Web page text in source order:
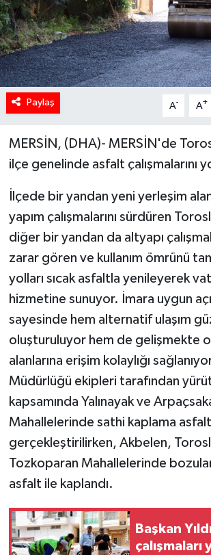
Paylaş A- A+
MERSİN, (DHA)- MERSİN'de
ilçe genelinde asfalt çalışmalarını
İlçede bir yandan yeni yerleşim
yapım çalışmalarını sürdüren
diğer bir yandan da altyapı
zarar gören ve kullanım ömrünü
yolları sıcak asfaltla yenileyerek
hizmetine sunuyor. İmara uygun
sayesinde hem alternatif ulaşım
oluşturuluyor hem de gelişmekte
alanlarına erişim kolaylığı
Müdürlüğü ekipleri tarafından
kapsamında Yalınayak ve
Mahallelerinde sathi kaplama asfalt
gerçekleştirilirken, Akbelen,
Tozkoparan Mahallelerinde
asfalt ile kaplandı.
Başkan
çalışmaları